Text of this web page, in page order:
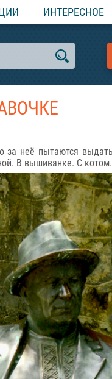
ИНТЕРЕСНОЕ
за неё пытаются
В вышиванке. С